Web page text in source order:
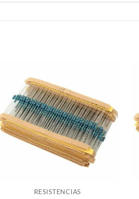
RESISTENCIAS